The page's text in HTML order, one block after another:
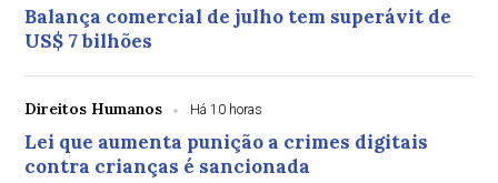
Balança comercial de julho tem superávit de
US$ 7 bilhões
Direitos Humanos Há 10 horas
Lei que aumenta punição a crimes digitais
contra crianças é sancionada